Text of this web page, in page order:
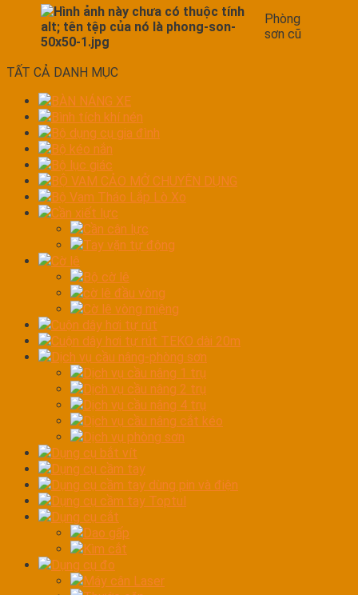
Phòng
sơn cũ
TẤT CẢ DANH MỤC
BÀN NÁNG XE
Bình tích khí nén
Bộ dụng cụ gia đình
Bộ kéo nắn
Bộ lục giác
BỘ VAM CẢO MỞ CHUYÊN DỤNG
Bộ Vam Tháo Lắp Lò Xo
Cần xiết lực
Cần cân lực
Tay vặn tự động
Cờ lê
Bộ cờ lê
cờ lê đầu vòng
Cờ lê vòng miệng
Cuộn dây hơi tự rút
Cuộn dây hơi tự rút TEKO dài 20m
Dịch vụ cầu nâng-phòng sơn
Dịch vụ cầu nâng 1 trụ
Dịch vụ cầu nâng 2 trụ
Dịch vụ cầu nâng 4 trụ
Dịch vụ cầu nâng cắt kéo
Dịch vụ phòng sơn
Dụng cụ bắt vít
Dụng cụ cầm tay
Dụng cụ cầm tay dùng pin và điện
Dụng cụ cầm tay Toptul
Dụng cụ cắt
Dao gấp
Kìm cắt
Dụng cụ đo
Máy cân Laser